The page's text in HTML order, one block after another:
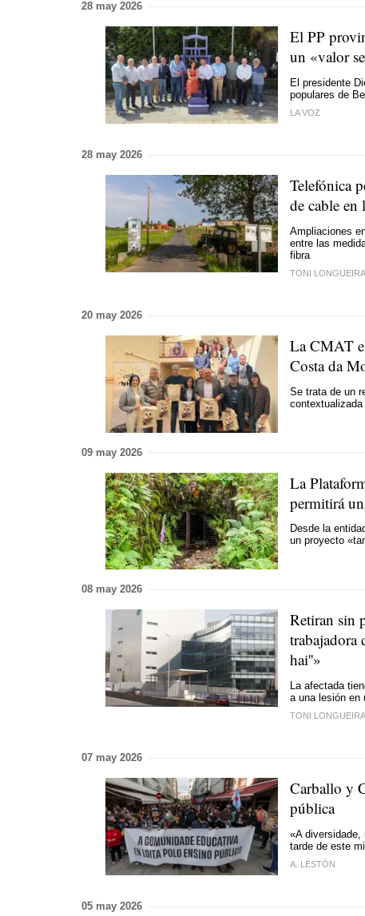
28 may 2026
El PP
un «valor
El presidente
populares de
LA VOZ
28 may 2026
Telefónica
de cable en
Ampliaciones
entre las
fibra
TONI LONGUEIRA
20 may 2026
La CMAT
Costa da
Se trata de un
09 may 2026
La
permitirá
Desde la
un proyecto
08 may 2026
Retiran sin
trabajadora
hai''»
La afectada
a una lesión en
TONI LONGUEIRA
07 may 2026
Carballo y
pública
«A diversidade,
tarde de este
A. LESTÓN
05 may 2026